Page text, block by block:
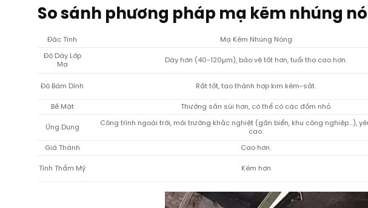
So sánh phương pháp mạ kẽm nhúng
Đặc Tính Mạ Kẽm Nhúng Nóng
Độ Dày Lớp
Mạ
Dày hơn (40-120µm), bảo vệ tốt hơn, tuổi thọ cao hơn.
Độ Bám Dính Rất tốt, tạo thành hợp kim kẽm-sắt.
Bề Mặt Thường sần sùi hơn, có thể có các đốm nhỏ.
Ứng Dụng
Công trình ngoài trời, môi trường khắc nghiệt (gần biển, khu công nghiệp…),
cao.
Giá Thành Cao hơn.
Tính Thẩm Mỹ Kém hơn